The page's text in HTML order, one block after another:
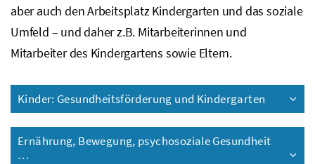
aber auch den Arbeitsplatz Kindergarten und das soziale
Umfeld – und daherz.B. Mitarbeiterinnen und
Mitarbeiter des Kindergartens sowie Eltern.
Kinder: Gesundheitsförderung und Kindergarten
Ernährung, Bewegung, psychosoziale Gesundheit
…